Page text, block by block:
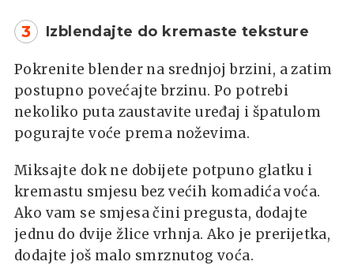
3 Izblendajte do kremaste teksture
Pokrenite blender na srednjoj brzini, a zatim
postupno povećajte brzinu. Po potrebi
nekoliko puta zaustavite uređaj i špatulom
pogurajte voće prema noževima.
Miksajte dok ne dobijete potpuno glatku i
kremastu smjesu bez većih komadića voća.
Ako vam se smjesa čini pregusta, dodajte
jednu do dvije žlice vrhnja. Ako je prerijetka,
dodajte još malo smrznutog voća.